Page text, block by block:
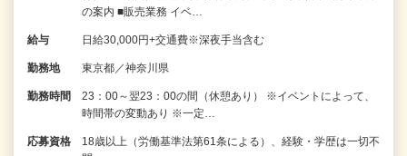
の案内 ■販売業務 イベ…
給与 日給30,000円+交通費※深夜手当含む
勤務地 東京都／神奈川県
勤務時間
23：00～翌23：00の間（休憩あり） ※イベントによって、
時間帯の変動あり ※一定…
応募資格
18歳以上（労働基準法第61条による）、経験・学歴は一切不